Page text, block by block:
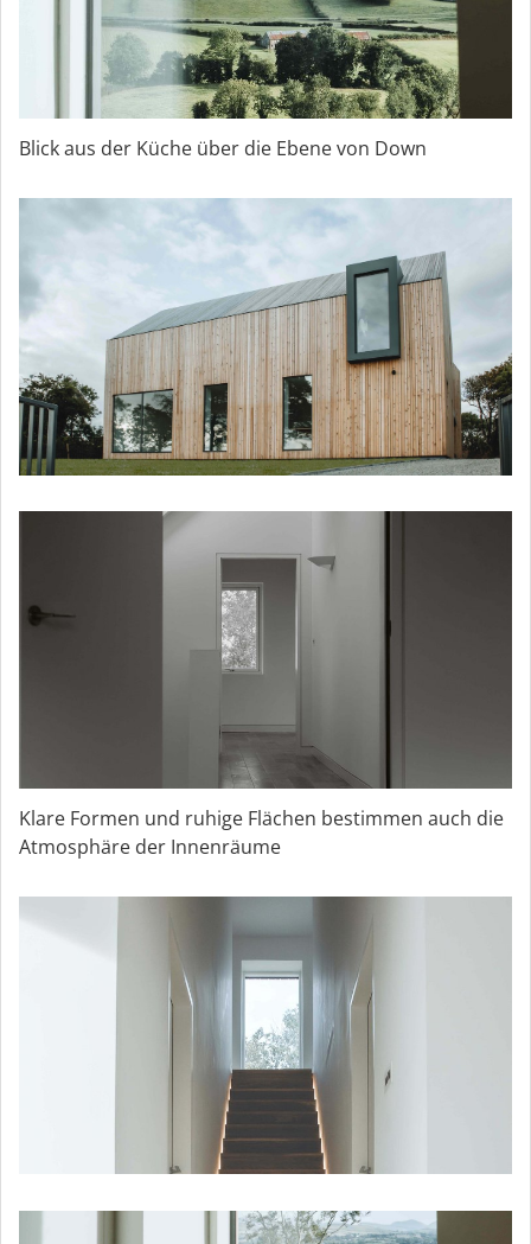
Blick aus der Küche über die Ebene von Down
Klare Formen und ruhige Flächen bestimmen auch die
Atmosphäre der Innenräume